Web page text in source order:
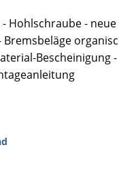
Hohlschraube - neue
Bremsbeläge
Bescheinigung -